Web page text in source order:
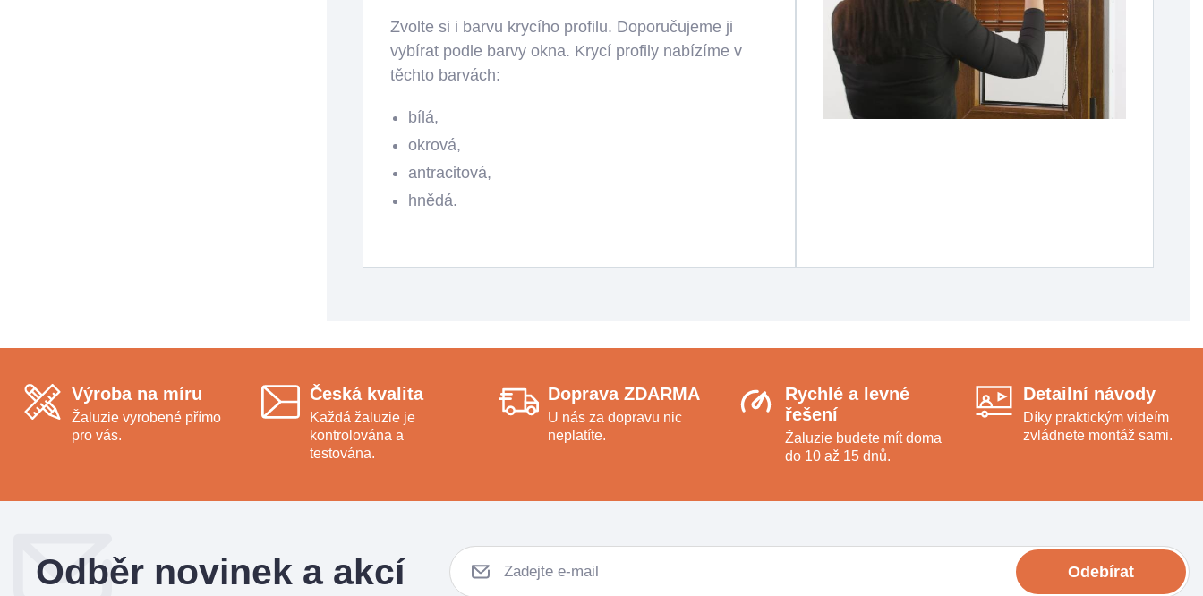
Zvolte si i barvu krycího profilu. Doporučujeme ji
vybírat podle barvy okna. Krycí profily nabízíme v
těchto barvách:
bílá,
okrová,
antracitová,
hnědá.
Výroba na míru
Žaluzie vyrobené přímo
pro vás.
Česká kvalita
Každá žaluzie je
kontrolována a
testována.
Doprava ZDARMA
U nás za dopravu nic
neplatíte.
Rychlé a levné
řešení
Žaluzie budete mít doma
do 10 až 15 dnů.
Detailní návody
Díky praktickým videím
zvládnete montáž sami.
Odběr novinek a akcí Odebírat